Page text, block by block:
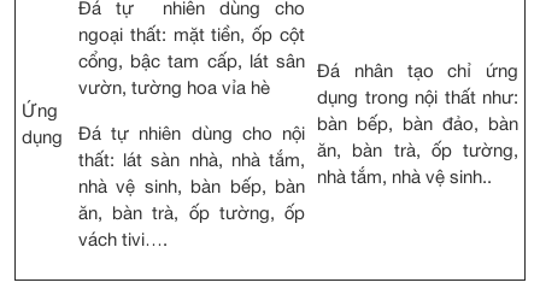
Ứng
dụng
Đá tự nhiên dùng cho
ngoại thất: mặt tiền, ốp cột
cổng, bậc tam cấp, lát sân
vườn, tường hoa vỉa hè
Đá tự nhiên dùng cho nội
thất: lát sàn nhà, nhà tắm,
nhà vệ sinh, bàn bếp, bàn
ăn, bàn trà, ốp tường, ốp
vách tivi….
Đá nhân tạo chỉ ứng
dụng trong nội thất như:
bàn bếp, bàn đảo, bàn
ăn, bàn trà, ốp tường,
nhà tắm, nhà vệ sinh..